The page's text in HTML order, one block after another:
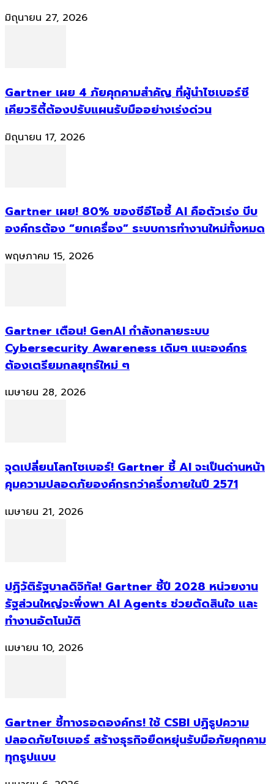
มิถุนายน 27, 2026
Gartner เผย 4 ภัยคุกคามสำคัญ ที่ผู้นำไซเบอร์ซี
เคียวริตี้ต้องปรับแผนรับมืออย่างเร่งด่วน
มิถุนายน 17, 2026
Gartner เผย! 80% ของซีอีโอชี้ AI คือตัวเร่ง บีบ
องค์กรต้อง “ยกเครื่อง” ระบบการทำงานใหม่ทั้งหมด
พฤษภาคม 15, 2026
Gartner เตือน! GenAI กำลังทลายระบบ
Cybersecurity Awareness เดิมๆ แนะองค์กร
ต้องเตรียมกลยุทธ์ใหม่ ๆ
เมษายน 28, 2026
จุดเปลี่ยนโลกไซเบอร์! Gartner ชี้ AI จะเป็นด่านหน้า
คุมความปลอดภัยองค์กรกว่าครึ่งภายในปี 2571
เมษายน 21, 2026
ปฏิวัติรัฐบาลดิจิทัล! Gartner ชี้ปี 2028 หน่วยงาน
รัฐส่วนใหญ่จะพึ่งพา AI Agents ช่วยตัดสินใจ และ
ทำงานอัตโนมัติ
เมษายน 10, 2026
Gartner ชี้ทางรอดองค์กร! ใช้ CSBI ปฏิรูปความ
ปลอดภัยไซเบอร์ สร้างธุรกิจยืดหยุ่นรับมือภัยคุกคาม
ทุกรูปแบบ